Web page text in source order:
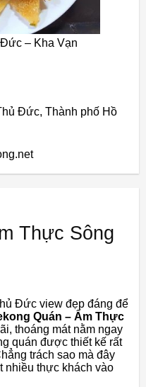
– Kha Vạn
Đức, Thành phố Hồ
Thực Sông
Đức view đẹp đáng để
Quán – Ẩm Thực
thoáng mát nằm ngay
quán được thiết kế rất
trách sao mà đây
nhiều thực khách vào